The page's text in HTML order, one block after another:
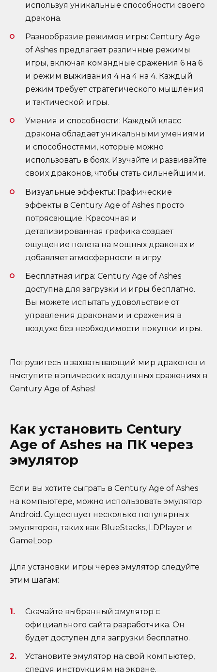
используя уникальные способности своего
дракона.
Разнообразие режимов игры: Century Age
of Ashes предлагает различные режимы
игры, включая командные сражения 6 на 6
и режим выживания 4 на 4 на 4. Каждый
режим требует стратегического мышления
и тактической игры.
Умения и способности: Каждый класс
дракона обладает уникальными умениями
и способностями, которые можно
использовать в боях. Изучайте и развивайте
своих драконов, чтобы стать сильнейшими.
Визуальные эффекты: Графические
эффекты в Century Age of Ashes просто
потрясающие. Красочная и
детализированная графика создает
ощущение полета на мощных драконах и
добавляет атмосферности в игру.
Бесплатная игра: Century Age of Ashes
доступна для загрузки и игры бесплатно.
Вы можете испытать удовольствие от
управления драконами и сражения в
воздухе без необходимости покупки игры.
Погрузитесь в захватывающий мир драконов и
выступите в эпических воздушных сражениях в
Century Age of Ashes!
Как установить Century
Age of Ashes на ПК через
эмулятор
Если вы хотите сыграть в Century Age of Ashes
на компьютере, можно использовать эмулятор
Android. Существует несколько популярных
эмуляторов, таких как BlueStacks, LDPlayer и
GameLoop.
Для установки игры через эмулятор следуйте
этим шагам:
Скачайте выбранный эмулятор с
официального сайта разработчика. Он
будет доступен для загрузки бесплатно.
Установите эмулятор на свой компьютер,
следуя инструкциям на экране.